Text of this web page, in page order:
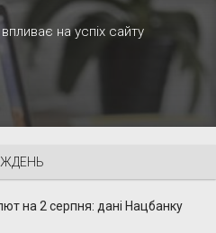
на успіх сайту
на 2 серпня: дані Нацбанку